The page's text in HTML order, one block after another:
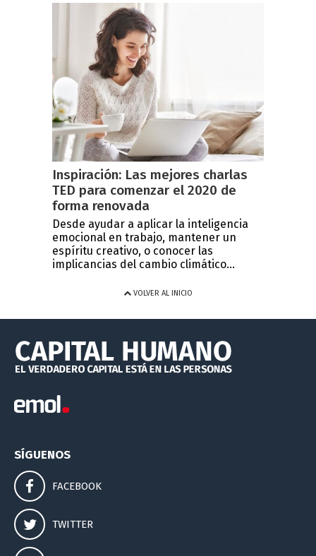
Inspiración: Las mejores charlas
TED para comenzar el 2020 de
forma renovada
Desde ayudar a aplicar la inteligencia
emocional en trabajo, mantener un
espíritu creativo, o conocer las
implicancias del cambio climático...
VOLVER AL INICIO
SÍGUENOS
FACEBOOK
TWITTER